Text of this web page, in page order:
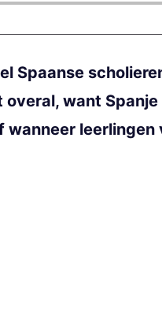
Spaanse
want